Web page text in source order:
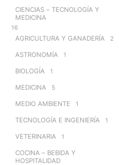
CIENCIAS – TECNOLOGÍA Y
MEDICINA
16
AGRICULTURA Y GANADERÍA 2
ASTRONOMÍA 1
BIOLOGÍA 1
MEDICINA 5
MEDIO AMBIENTE 1
TECNOLOGÍA E INGENIERÍA 1
VETERINARIA 1
COCINA – BEBIDA Y
HOSPITALIDAD